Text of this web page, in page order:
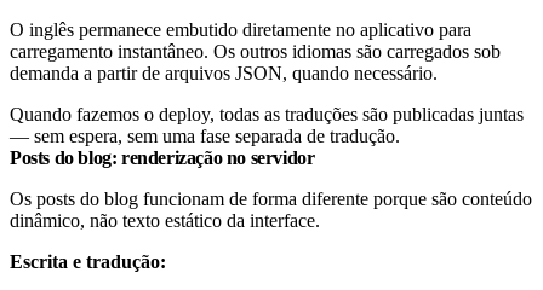
O inglês permanece embutido diretamente no aplicativo para
carregamento instantâneo. Os outros idiomas são carregados sob
demanda a partir de arquivos JSON, quando necessário.
Quando fazemos o deploy, todas as traduções são publicadas juntas
— sem espera, sem uma fase separada de tradução.
Posts do blog: renderização no servidor
Os posts do blog funcionam de forma diferente porque são conteúdo
dinâmico, não texto estático da interface.
Escrita e tradução: